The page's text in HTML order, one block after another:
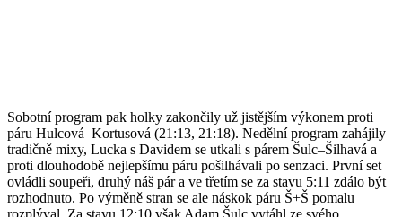
Sobotní program pak holky zakončily už jistějším výkonem proti
páru Hulcová–Kortusová (21:13, 21:18). Nedělní program zahájily
tradičně mixy, Lucka s Davidem se utkali s párem Šulc–Šilhavá a
proti dlouhodobě nejlepšímu páru pošilhávali po senzaci. První set
ovládli soupeři, druhý náš pár a ve třetím se za stavu 5:11 zdálo být
rozhodnuto. Po výměně stran se ale náskok páru Š+Š pomalu
rozplýval. Za stavu 12:10 však Adam Šulc vytáhl ze svého